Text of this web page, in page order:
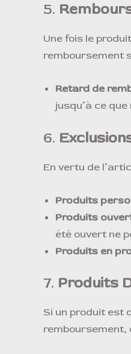
5.
Une fois le
remboursement
Retard de
jusqu’à ce
6.
En vertu de
Produits
Produits
été ouvert ne
Produits en
7. Produits
Si un produit est
remboursement,